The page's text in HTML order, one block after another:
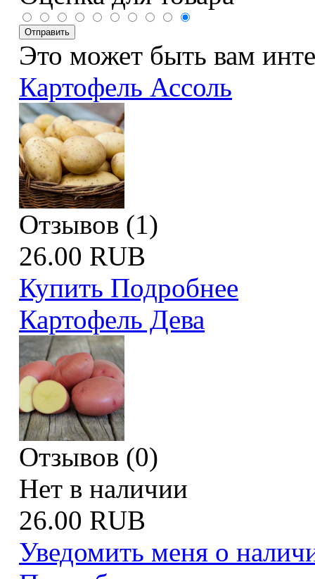
Это может быть вам
Картофель Ассоль
Отзывов (1)
26.00 RUB
Купить Подробнее
Картофель Дева
Отзывов (0)
Нет в наличии
26.00 RUB
Уведомить меня о